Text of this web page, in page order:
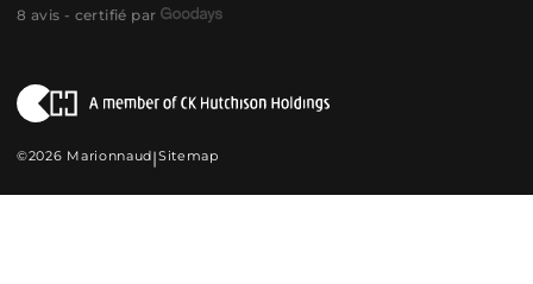
8 avis - certifié par
©2026 Marionnaud|Sitemap